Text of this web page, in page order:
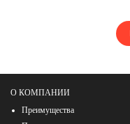
О КОМПАНИИ
Преимущества